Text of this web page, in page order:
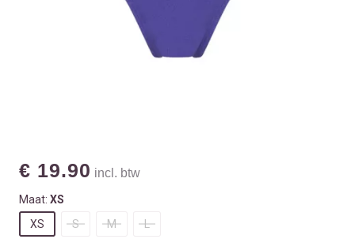
€ 19.90 incl. btw
Maat: XS
XS
S M L